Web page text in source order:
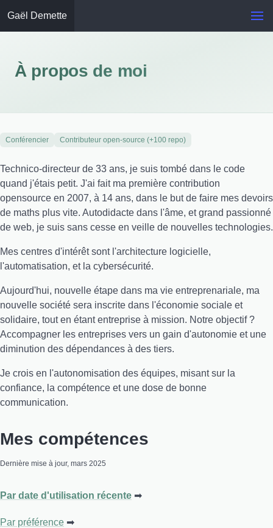
Gaël Demette
À propos de moi
Conférencier Contributeur open-source (+100 repo)
Technico-directeur de 33 ans, je suis tombé dans le code
quand j'étais petit. J'ai fait ma première contribution
opensource en 2007, à 14 ans, dans le but de faire mes devoirs
de maths plus vite. Autodidacte dans l'âme, et grand passionné
de web, je suis sans cesse en veille de nouvelles technologies.
Mes centres d'intérêt sont l'architecture logicielle,
l'automatisation, et la cybersécurité.
Aujourd'hui, nouvelle étape dans ma vie entreprenariale, ma
nouvelle société sera inscrite dans l'économie sociale et
solidaire, tout en étant entreprise à mission. Notre objectif ?
Accompagner les entreprises vers un gain d'autonomie et une
diminution des dépendances à des tiers.
Je crois en l'autonomisation des équipes, misant sur la
confiance, la compétence et une dose de bonne
communication.
Mes compétences
Dernière mise à jour, mars 2025
Par date d'utilisation récente
Par préférence